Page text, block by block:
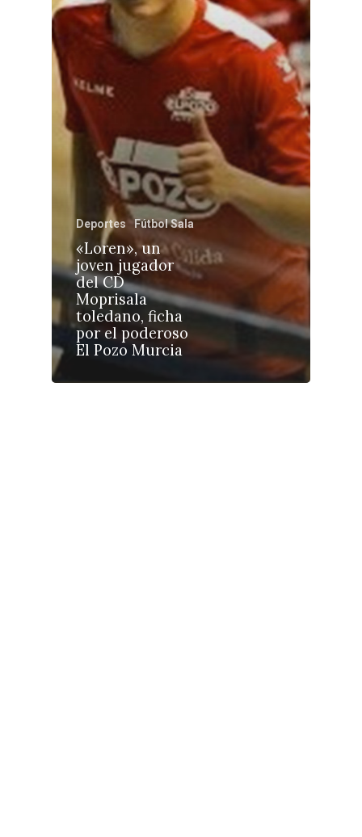
Deportes Fútbol Sala
«Loren», un
joven jugador
del CD
Moprisala
toledano, ficha
por el poderoso
El Pozo Murcia
Castilla-La
Toledo
Ciudad Real
Albacete
Cuenca
Guadalajara
Talavera
Sanidad
Economía
Educación
Cultura
Deportes
Sucesos
Medio Ambiente
Planeta Rural
Especiales
Política
Galerías